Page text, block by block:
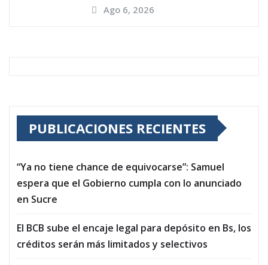
Ago 6, 2026
PUBLICACIONES RECIENTES
“Ya no tiene chance de equivocarse”: Samuel
espera que el Gobierno cumpla con lo anunciado
en Sucre
El BCB sube el encaje legal para depósito en Bs, los
créditos serán más limitados y selectivos